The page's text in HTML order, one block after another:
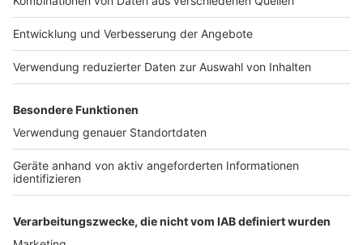
Jobs
Presse
Werben
Archiv
ANTENNE BAYERN GROUP
Stiftung ANTENNE BAYERN
hilft
Teilnahmebedingungen
Studio-Hotline
Verkehrs-Hotline